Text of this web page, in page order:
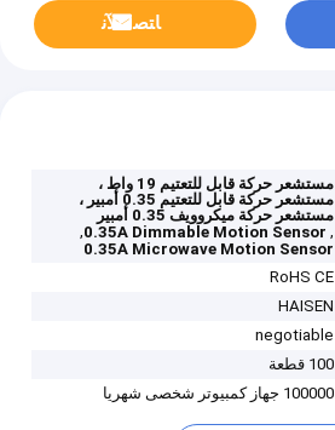
ﺎﺘﺼﻟ ﺍﻶﻧ
مستشعر حركة قابل للتعتيم 19 واط ،
مستشعر حركة قابل للتعتيم 0.35 أمبير ،
مستشعر حركة ميكروويف 0.35 أمبير
,
0.35A Dimmable Motion Sensor
,
0.35A Microwave Motion Sensor
RoHS CE
HAISEN
negotiable
100 قطعة
100000 جهاز كمبيوتر شخصى شهريا